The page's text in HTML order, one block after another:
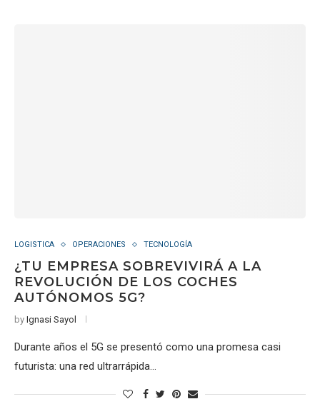
LOGISTICA OPERACIONES TECNOLOGÍA
¿TU EMPRESA SOBREVIVIRÁ A LA
REVOLUCIÓN DE LOS COCHES
AUTÓNOMOS 5G?
by Ignasi Sayol
Durante años el 5G se presentó como una promesa casi
futurista: una red ultrarrápida…